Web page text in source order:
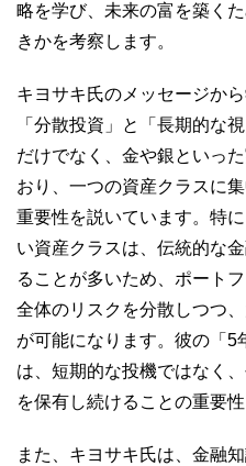
略を学び、未来の富を築く
きかを考察します。
キヨサキ氏のメッセージか
「分散投資」と「長期的な
だけでなく、金や銀といっ
おり、一つの資産クラスに
重要性を説いています。特
い資産クラスは、伝統的な
ることが多いため、ポート
全体のリスクを分散しつつ
が可能になります。彼の「5
は、短期的な投機ではなく
を保有し続けることの重要
また、キヨサキ氏は、金融